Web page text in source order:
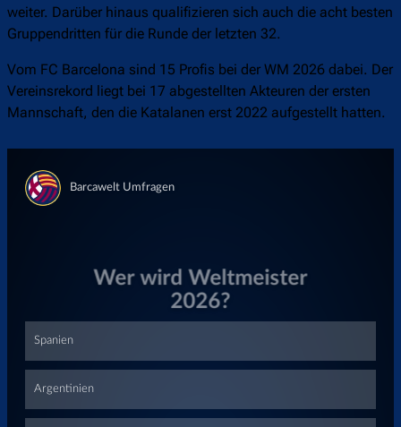
weiter. Darüber hinaus qualifizieren sich auch die acht besten
Gruppendritten für die Runde der letzten 32.
Vom FC Barcelona sind 15 Profis bei der WM 2026 dabei. Der
Vereinsrekord liegt bei 17 abgestellten Akteuren der ersten
Mannschaft, den die Katalanen erst 2022 aufgestellt hatten.